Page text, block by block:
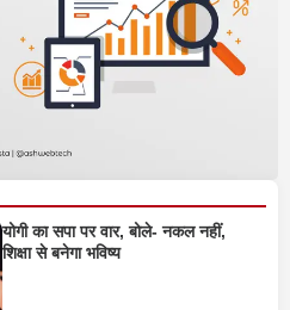
योगी का सपा पर वार, बोले- नकल नहीं,
शिक्षा से बनेगा भविष्य